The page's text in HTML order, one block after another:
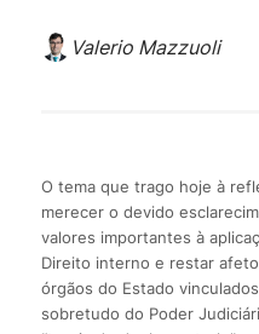
Valerio Mazzuoli
O tema que trago hoje à
merecer o devido
valores importantes à
Direito interno e restar
órgãos do Estado
sobretudo do Poder